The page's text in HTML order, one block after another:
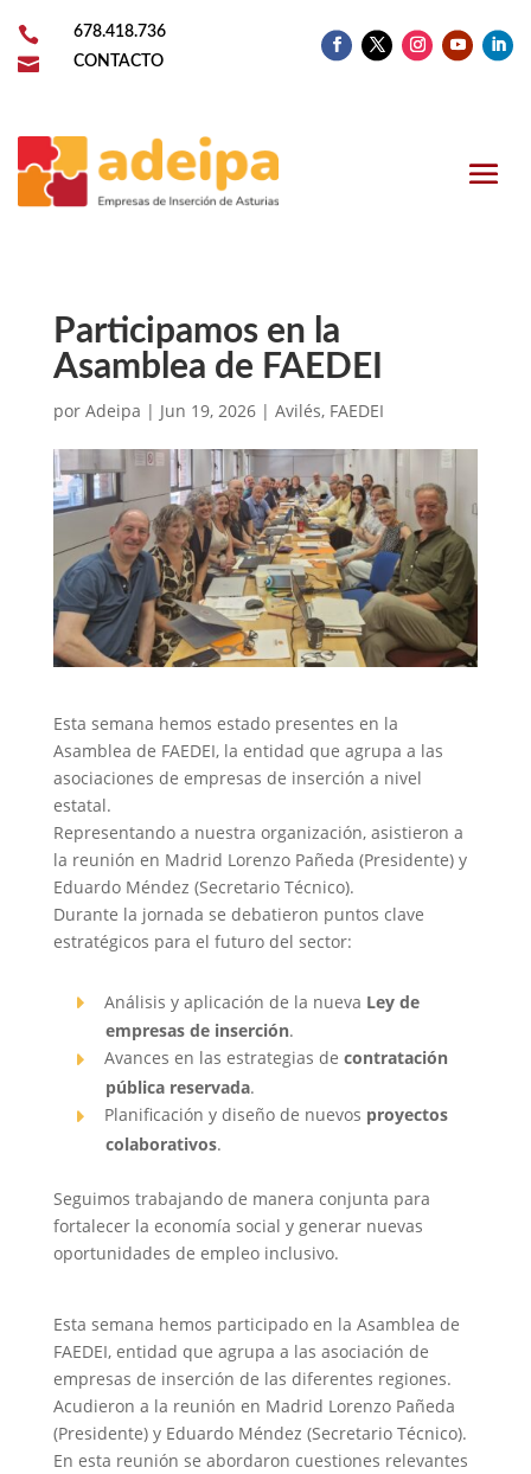
 678.418.736
 CONTACTO
Participamos en la
Asamblea de FAEDEI
por Adeipa | Jun 19, 2026| Avilés, FAEDEI
Esta semana hemos estado presentes en la
Asamblea de FAEDEI, la entidad que agrupa a las
asociaciones de empresas de inserción a nivel
estatal.
Representando a nuestra organización, asistieron a
la reunión en Madrid Lorenzo Pañeda (Presidente) y
Eduardo Méndez (Secretario Técnico).
Durante la jornada se debatieron puntos clave
estratégicos para el futuro del sector:
Análisis y aplicación de la nueva Ley de
empresas de inserción.
Avances en las estrategias de contratación
pública reservada.
Planificación y diseño de nuevos proyectos
colaborativos.
Seguimos trabajando de manera conjunta para
fortalecer la economía social y generar nuevas
oportunidades de empleo inclusivo.
Esta semana hemos participado en la Asamblea de
FAEDEI, entidad que agrupa a las asociación de
empresas de inserción de las diferentes regiones.
Acudieron a la reunión en Madrid Lorenzo Pañeda
(Presidente) y Eduardo Méndez (Secretario Técnico).
En esta reunión se abordaron cuestiones relevantes